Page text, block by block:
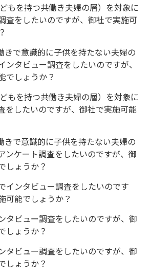
もを持つ共働き夫婦の層）を対象に
査をしたいのですが、御社で実施可
きで意識的に子供を持たない夫婦の
ンタビュー調査をしたいのですが、
でしょうか？
もを持つ共働き夫婦の層）を対象に
をしたいのですが、御社で実施可能
きで意識的に子供を持たない夫婦の
ンケート調査をしたいのですが、御
しょうか？
インタビュー調査をしたいのです
可能でしょうか？
タビュー調査をしたいのですが、御
しょうか？
タビュー調査をしたいのですが、御
しょうか？